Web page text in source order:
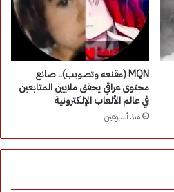
MQN (مقنعه وتصويب).. صانع
محتوى عراقي يحقق ملايين المتابعين
في عالم الألعاب الإلكترونية
منذ أسبوعين